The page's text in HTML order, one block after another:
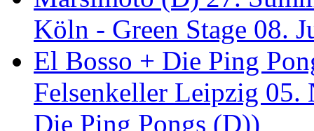
Köln - Green Stage 08.
El Bosso + Die Ping
Felsenkeller Leipzig
Die Ping Pongs (D))